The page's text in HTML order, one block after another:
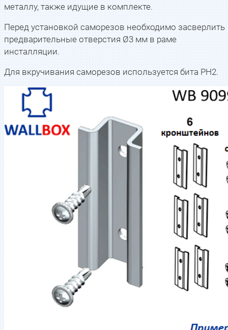
металлу, также идущие в комплекте.
Перед установкой саморезов необходимо засверлить
предварительные отверстия Ø3 мм в раме
инсталляции.
Для вкручивания саморезов используется бита PH2.